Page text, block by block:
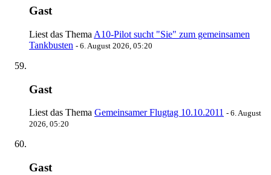
Gast
Liest das Thema A10-Pilot sucht "Sie" zum gemeinsamen
Tankbusten - 6. August 2026, 05:20
Gast
Liest das Thema Gemeinsamer Flugtag 10.10.2011 - 6. August
2026, 05:20
Gast